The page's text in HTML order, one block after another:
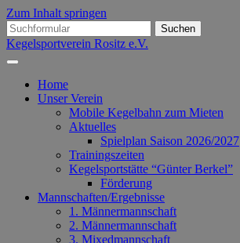
Zum Inhalt springen
Suchen
nach:
Kegelsportverein Rositz e.V.
Home
Unser Verein
Mobile Kegelbahn zum Mieten
Aktuelles
Spielplan Saison 2026/2027
Trainingszeiten
Kegelsportstätte “Günter Berkel”
Förderung
Mannschaften/Ergebnisse
1. Männermannschaft
2. Männermannschaft
3. Mixedmannschaft